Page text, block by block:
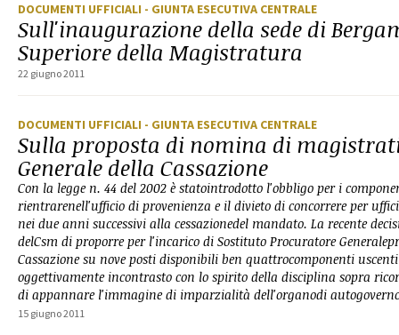
DOCUMENTI UFFICIALI - GIUNTA ESECUTIVA CENTRALE
Sull'inaugurazione della sede di
Superiore della Magistratura
22 giugno 2011
DOCUMENTI UFFICIALI - GIUNTA ESECUTIVA CENTRALE
Sulla proposta di nomina di
Generale della Cassazione
Con la legge n. 44 del 2002 è statointrodotto l'obbligo per i
rientrarenell'ufficio di provenienza e il divieto di concorrere per
nei due anni successivi alla cessazionedel mandato. La recente
delCsm di proporre per l'incarico di Sostituto Procuratore
Cassazione su nove posti disponibili ben quattrocomponenti
oggettivamente incontrasto con lo spirito della disciplina sopra
di appannare l'immagine di imparzialità dell'organodi
15 giugno 2011